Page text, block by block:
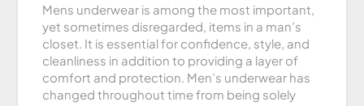
Mens underwear is among the most important,
yet sometimes disregarded, items in a man’s
closet. It is essential for confidence, style, and
cleanliness in addition to providing a layer of
comfort and protection. Men’s underwear has
changed throughout time from being solely